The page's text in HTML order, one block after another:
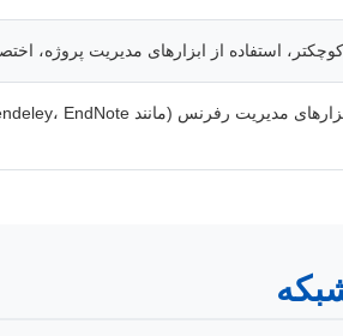
استفاده از ابزارهای مدیریت پروژه،